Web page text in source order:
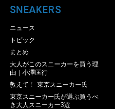
SNEAKERS
ニュース
トピック
まとめ
大人がこのスニーカーを買う理
由｜小澤匡行
教えて！ 東京スニーカー氏
東京スニーカー氏が選ぶ買うべ
き大人スニーカー3選